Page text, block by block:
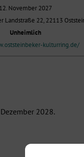
12. November 2027
Landstraße 22, 22113
Unheimlich
kulturring.de/
2028.